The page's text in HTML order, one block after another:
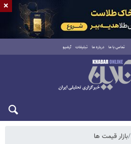
تماس با ما درباره ما تبلیغات آرشیو
بازار قیمت ها
×